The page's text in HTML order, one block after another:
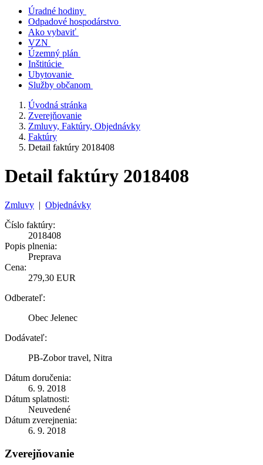
Úradné hodiny
Odpadové hospodárstvo
Ako vybaviť
VZN
Územný plán
Inštitúcie
Ubytovanie
Služby občanom
Úvodná stránka
Zverejňovanie
Zmluvy, Faktúry, Objednávky
Faktúry
Detail faktúry 2018408
Detail faktúry 2018408
Zmluvy | Objednávky
Číslo faktúry:
2018408
Popis plnenia:
Preprava
Cena:
279,30 EUR
Odberateľ:
Obec Jelenec
Dodávateľ:
PB-Zobor travel, Nitra
Dátum doručenia:
6. 9. 2018
Dátum splatnosti:
Neuvedené
Dátum zverejnenia:
6. 9. 2018
Zverejňovanie